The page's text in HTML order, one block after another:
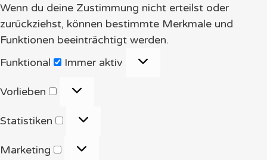
Wenn du deine Zustimmung nicht erteilst oder
zurückziehst, können bestimmte Merkmale und
Funktionen beeinträchtigt werden.
Funktional
Funktional
Immer aktiv
Vorlieben
Vorlieben
Statistiken
Statistiken
Marketing
Marketing